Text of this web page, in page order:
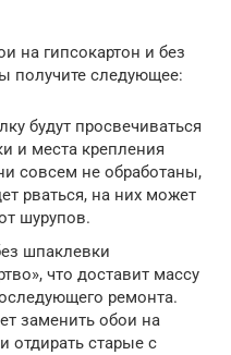
на гипсокартон и без
получите следующее:
будут просвечиваться
и места крепления
совсем не обработаны,
рваться, на них может
шурупов.
шпаклевки
что доставит массу
ремонта.
заменить обои на
отдирать старые с